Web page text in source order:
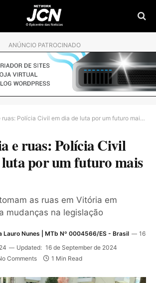
ANÚNCIO PATROCINADO
Polícia Civil em dia de luta por um futuro mais justo
e ruas: Polícia Civil
luta por um futuro mais
as ruas em Vitória em
mudanças na legislação
Lauro Nunes | MTb Nº 0004566/ES - Brasil
16
Updated: 16 de September de 2024
Comments 1 Min Read